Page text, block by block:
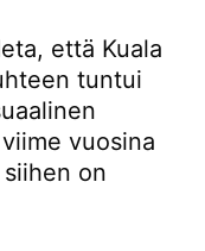
että Kuala
tuntui
vuosina
on